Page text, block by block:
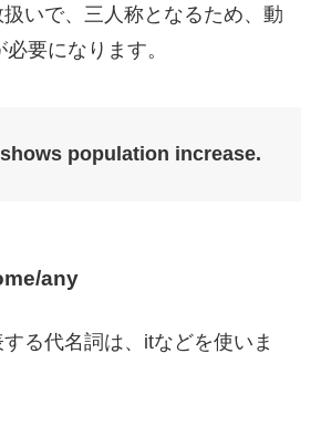
いで、三人称となるため、動
要になります。
shows population increase.
any
る代名詞は、itなどを使いま